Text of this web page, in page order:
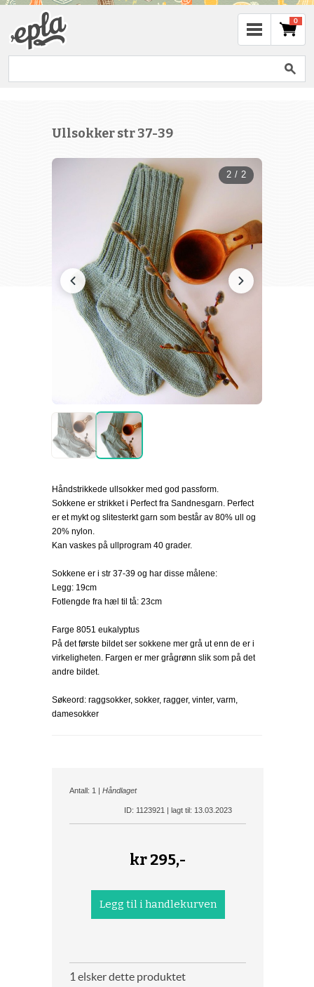
0
Ullsokker str 37-39
2 / 2
Håndstrikkede ullsokker med god passform.
Sokkene er strikket i Perfect fra Sandnesgarn. Perfect
er et mykt og slitesterkt garn som består av 80% ull og
20% nylon.
Kan vaskes på ullprogram 40 grader.
Sokkene er i str 37-39 og har disse målene:
Legg: 19cm
Fotlengde fra hæl til tå: 23cm
Farge 8051 eukalyptus
På det første bildet ser sokkene mer grå ut enn de er i
virkeligheten. Fargen er mer grågrønn slik som på det
andre bildet.
Søkeord: raggsokker, sokker, ragger, vinter, varm,
damesokker
Antall: 1 | Håndlaget
ID: 1123921 | lagt til: 13.03.2023
kr295,-
1 elsker dette produktet